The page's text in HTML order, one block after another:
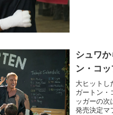
シュワ
ン・コ
大ヒットし
ガートン・
ッガーの次
発売決定マ